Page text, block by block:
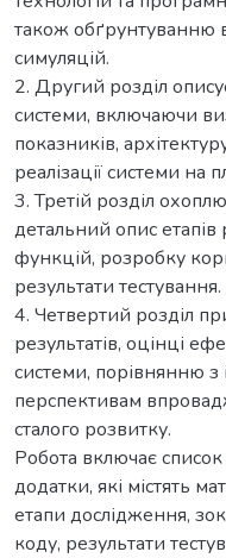
також обґрунтуванню
симуляцій.
2. Другий розділ
системи, включаючи
показників,
реалізації системи на
3. Третій розділ
детальний опис
функцій, розробку
результати тестування.
4. Четвертий розділ
результатів, оцінці
системи, порівнянню
перспективам
сталого розвитку.
Робота включає
додатки, які містять
етапи дослідження,
коду, результати